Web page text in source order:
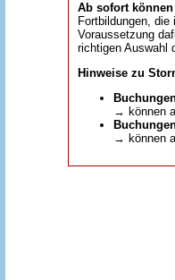
Ab sofort
Fortbildungen,
Voraussetzung
richtigen Auswahl
Hinweise zu
→ können
→ können